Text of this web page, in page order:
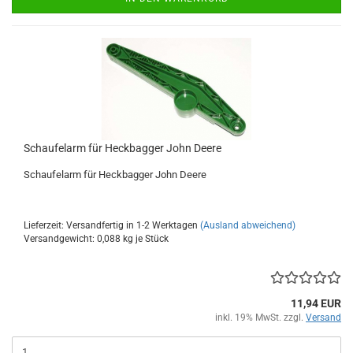
Schaufelarm für Heckbagger John Deere
Schaufelarm für Heckbagger John Deere
Lieferzeit: Versandfertig in 1-2 Werktagen (Ausland abweichend)
Versandgewicht: 0,088 kg je Stück
11,94 EUR
inkl. 19% MwSt. zzgl. Versand